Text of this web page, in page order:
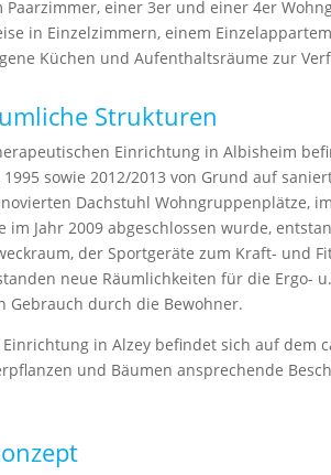
Paarzimmer, einer 3er und einer 4er
in Einzelzimmern, einem
Küchen und Aufenthaltsräume zur
Strukturen
Einrichtung in Albisheim
sowie 2012/2013 von Grund auf
Dachstuhl Wohngruppenplätze,
im Jahr 2009 abgeschlossen wurde,
der Sportgeräte zum Kraft- und
neue Räumlichkeiten für die Ergo-
Gebrauch durch die Bewohner.
in Alzey befindet sich auf
und Bäumen ansprechende